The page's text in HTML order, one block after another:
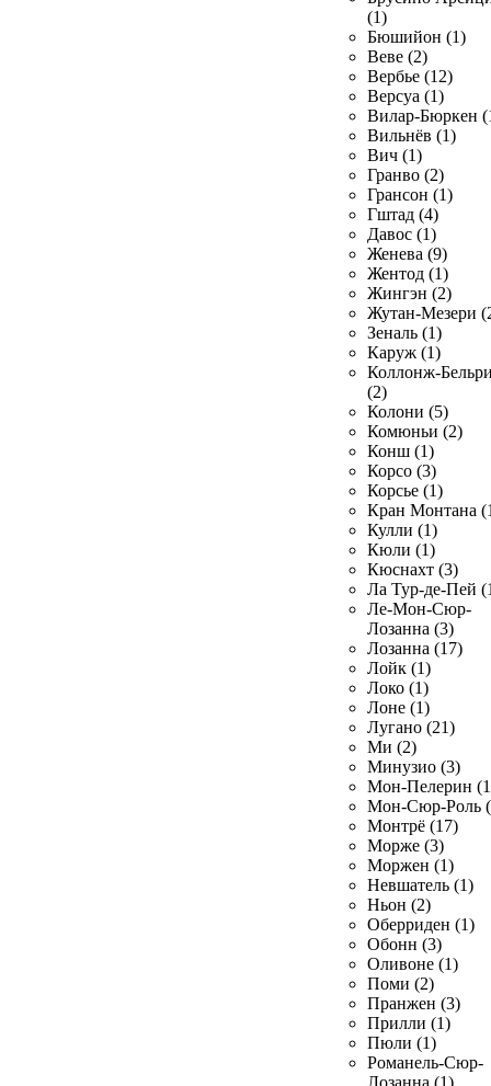
(1)
Бюшийон (1)
Веве (2)
Вербье (12)
Версуа (1)
Вилар-Бюркен
Вильнёв (1)
Вич (1)
Гранво (2)
Грансон (1)
Гштад (4)
Давос (1)
Женева (9)
Жентод (1)
Жингэн (2)
Жутан-Мезери
Зеналь (1)
Каруж (1)
Коллонж-
(2)
Колони (5)
Комюньи (2)
Конш (1)
Корсо (3)
Корсье (1)
Кран Монтана
Кулли (1)
Кюли (1)
Кюснахт (3)
Ла Тур-де-Пей
Ле-Мон-Сюр-
Лозанна (3)
Лозанна (17)
Лойк (1)
Локо (1)
Лоне (1)
Лугано (21)
Ми (2)
Минузио (3)
Мон-Пелерин
Мон-Сюр-Роль
Монтрё (17)
Морже (3)
Моржен (1)
Невшатель (1)
Ньон (2)
Оберриден (1)
Обонн (3)
Оливоне (1)
Поми (2)
Пранжен (3)
Прилли (1)
Пюли (1)
Романель-Сюр-
Лозанна (1)